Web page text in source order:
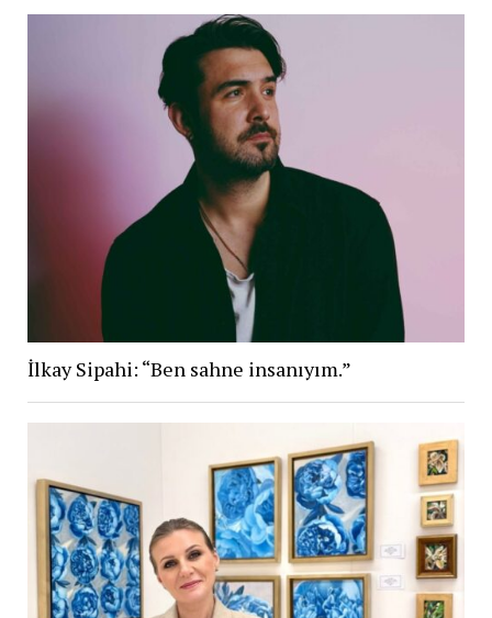
İlkay Sipahi: “Ben sahne insanıyım.”